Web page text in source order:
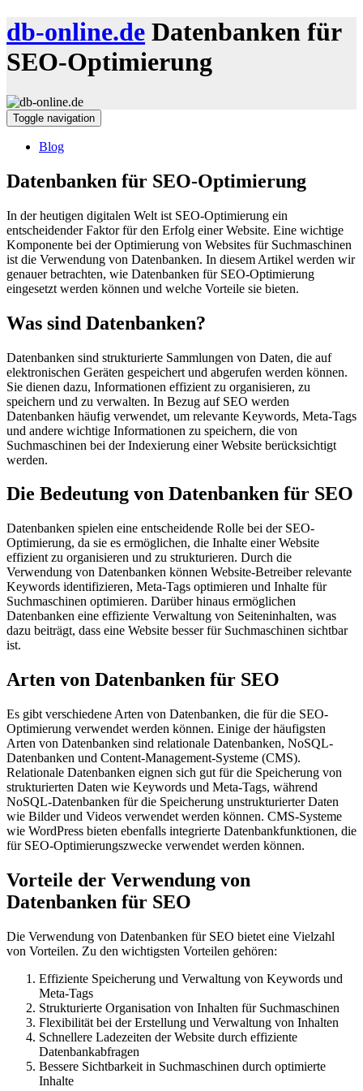
db-online.de Datenbanken für
SEO-Optimierung
Toggle navigation
Blog
Datenbanken für SEO-Optimierung
In der heutigen digitalen Welt ist SEO-Optimierung ein
entscheidender Faktor für den Erfolg einer Website. Eine wichtige
Komponente bei der Optimierung von Websites für Suchmaschinen
ist die Verwendung von Datenbanken. In diesem Artikel werden wir
genauer betrachten, wie Datenbanken für SEO-Optimierung
eingesetzt werden können und welche Vorteile sie bieten.
Was sind Datenbanken?
Datenbanken sind strukturierte Sammlungen von Daten, die auf
elektronischen Geräten gespeichert und abgerufen werden können.
Sie dienen dazu, Informationen effizient zu organisieren, zu
speichern und zu verwalten. In Bezug auf SEO werden
Datenbanken häufig verwendet, um relevante Keywords, Meta-Tags
und andere wichtige Informationen zu speichern, die von
Suchmaschinen bei der Indexierung einer Website berücksichtigt
werden.
Die Bedeutung von Datenbanken für SEO
Datenbanken spielen eine entscheidende Rolle bei der SEO-
Optimierung, da sie es ermöglichen, die Inhalte einer Website
effizient zu organisieren und zu strukturieren. Durch die
Verwendung von Datenbanken können Website-Betreiber relevante
Keywords identifizieren, Meta-Tags optimieren und Inhalte für
Suchmaschinen optimieren. Darüber hinaus ermöglichen
Datenbanken eine effiziente Verwaltung von Seiteninhalten, was
dazu beiträgt, dass eine Website besser für Suchmaschinen sichtbar
ist.
Arten von Datenbanken für SEO
Es gibt verschiedene Arten von Datenbanken, die für die SEO-
Optimierung verwendet werden können. Einige der häufigsten
Arten von Datenbanken sind relationale Datenbanken, NoSQL-
Datenbanken und Content-Management-Systeme (CMS).
Relationale Datenbanken eignen sich gut für die Speicherung von
strukturierten Daten wie Keywords und Meta-Tags, während
NoSQL-Datenbanken für die Speicherung unstrukturierter Daten
wie Bilder und Videos verwendet werden können. CMS-Systeme
wie WordPress bieten ebenfalls integrierte Datenbankfunktionen, die
für SEO-Optimierungszwecke verwendet werden können.
Vorteile der Verwendung von
Datenbanken für SEO
Die Verwendung von Datenbanken für SEO bietet eine Vielzahl
von Vorteilen. Zu den wichtigsten Vorteilen gehören:
Effiziente Speicherung und Verwaltung von Keywords und
Meta-Tags
Strukturierte Organisation von Inhalten für Suchmaschinen
Flexibilität bei der Erstellung und Verwaltung von Inhalten
Schnellere Ladezeiten der Website durch effiziente
Datenbankabfragen
Bessere Sichtbarkeit in Suchmaschinen durch optimierte
Inhalte